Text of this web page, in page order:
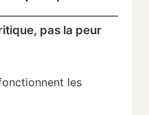
pas la peur
les